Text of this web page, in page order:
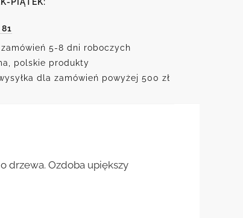
zamówień 5-8 dni roboczych
polskie produkty
dla zamówień powyżej 500 zł
drzewa. Ozdoba upiększy